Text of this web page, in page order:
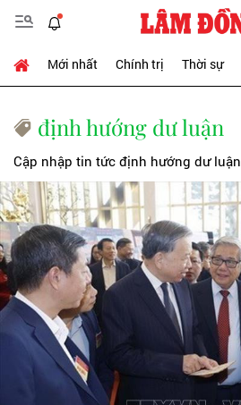
Mới nhất Chính trị Thời sự
định hướng dư luận
Cập nhập tin tức định hướng dư luận